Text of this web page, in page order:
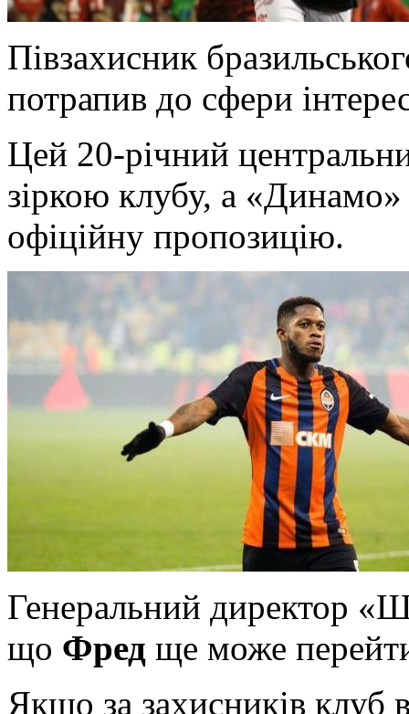
Півзахисник
потрапив до сфери
Цей 20-річний
зіркою клубу, а
офіційну пропозицію.
Генеральний директор
що Фред ще може
Якщо за захисників клуб